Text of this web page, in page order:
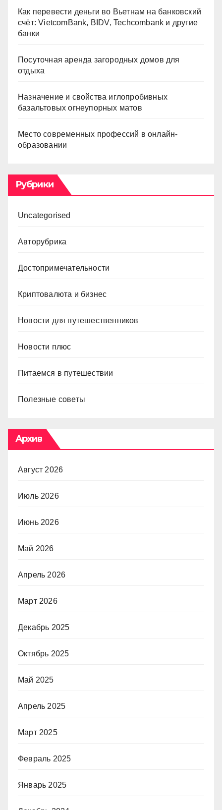
Как перевести деньги во Вьетнам на банковский
счёт: VietcomBank, BIDV, Techcombank и другие
банки
Посуточная аренда загородных домов для
отдыха
Назначение и свойства иглопробивных
базальтовых огнеупорных матов
Место современных профессий в онлайн-
образовании
Рубрики
Uncategorised
Авторубрика
Достопримечательности
Криптовалюта и бизнес
Новости для путешественников
Новости плюс
Питаемся в путешествии
Полезные советы
Архив
Август 2026
Июль 2026
Июнь 2026
Май 2026
Апрель 2026
Март 2026
Декабрь 2025
Октябрь 2025
Май 2025
Апрель 2025
Март 2025
Февраль 2025
Январь 2025